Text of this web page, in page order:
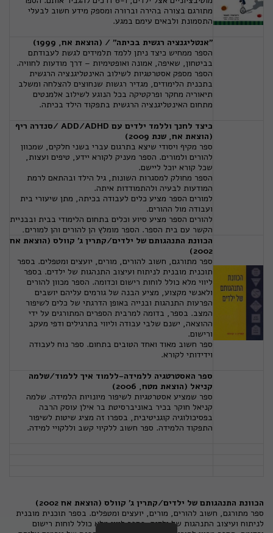
מתורגם בצורה בהירה וברורה ומספק מידע חשוב לבעלי
התסמונת ולבאים עימם במגע.
"אנטליגנציה רגשית בכיתה" / (הוצאת אח, 1999)
הספר ממחיש כיצד ניתן ללמד תלמידים לגשת לעבודתם
בביטחון, שאיפה, אמונה ואופטימיות – דרך מודעות לחוויה.
הספר מספק אסטרטגיות לשילוב האינטליגנציה הרגשית
בתכנית הלימודים, מגדיר רגשות שנחוצים להצלחה ומשלב
תיאוריה מחקר ופרקטיקה בכל הנוגע לשילוב אלמנטים
מתחום האינטליגנציה הרגשית בתפקוד הילד בכיתה.
כיצד לחנך וללמד ילדים עם ADD/ADHD /סנדרה ריף
(הוצאת אח, שנת 2009)
ספר מקיף ויסודי שיצא בתרגום עברי בשני חלקים, שמכוון
להורים ולמורים. הספר מעניק לקורא יידע, טיפים ועצות,
שכל קורא יוכל ליישם.
הספר מחולק למסגרות השונות, גיל הילד ובהתאם לרמת
המודעות לבעיה ולהתמודדות איתה.
למורים הספר מציע כלים לעבודה בכיתה, מתן שיעורי בית
ועבודה מול ההורים.
להורים הספר מציע סיוע וכלים בתחום הלימודי בבית ובבניית
הקשר עם בית הספר. הספר מומלץ הן להורים והן למורים.
הכוונת התנהגותם של ילדים/קתרין ג' קוולס (הוצאת אח
2002)
ספר מתורגם, חשוב להורים, מורים, יועצים ומטפלים. בספר
תוכנית מובנית לניתוח ועיצוב התנהגות של ילדים. בספר
ליווי מלא כולל לוחות רישום וכדומה. הספר מכוון להורים
ולאנשי מקצוע, מציע הבנה של גורמים עליהם יושבים
הפרעות התנהגות ובנייה באופן הדרגתי של כלים לשיפור
המצב. בספר, בדומה למרבית הספרים המתורגים על ידי
ההוצאה, ישנם שלבי עבודה וליווי בתרגילים ודפי מעקב
ורישום.
ספר חשוב מאוד ואחד הטובים בתחום. ספר נוח לעבודה
וידידותי לקורא.
ספר האסטרטגיה ללמידה-ללמוד איך ללמוד/שלמה
קניאל (הוצאת מטח, 2006)
ספר שמציע אסטרטגיות לשיפור מיונויות הלמידה. שלמה
קניאל חוקר בכיר באוניברסיטת בר אילן עוסק הרבה
בפסיכולוגיה קוגניטיבית, בספרו זה מציג שיטות לשיפור
התפקוד הלמידה. ספר חשוב ללקיוי קשב וללקויי למידה.
הכוונת התנהגותם של ילדים/קתרין ג' קוולס (הוצאת אח 2002)
ספר מתורגם, חשוב להורים, מורים, יועצים ומטפלים. בספר תוכנית מובנית
לניתוח ועיצוב התנהגות של ילדים. בספר ליווי מלא כולל לוחות רישום